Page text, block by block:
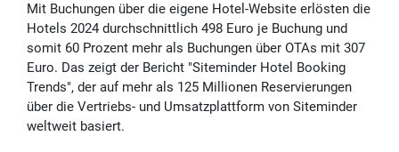
Mit Buchungen über die eigene Hotel-Website erlösten die
Hotels 2024 durchschnittlich 498 Euro je Buchung und
somit 60 Prozent mehr als Buchungen über OTAs mit 307
Euro. Das zeigt der Bericht "Siteminder Hotel Booking
Trends", der auf mehr als 125 Millionen Reservierungen
über die Vertriebs- und Umsatzplattform von Siteminder
weltweit basiert.